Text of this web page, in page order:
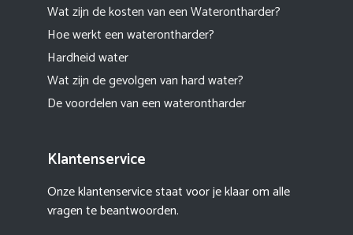
Wat zijn de kosten van een Waterontharder?
Hoe werkt een waterontharder?
Hardheid water
Wat zijn de gevolgen van hard water?
De voordelen van een waterontharder
Klantenservice
Onze klantenservice staat voor je klaar om alle
vragen te beantwoorden.